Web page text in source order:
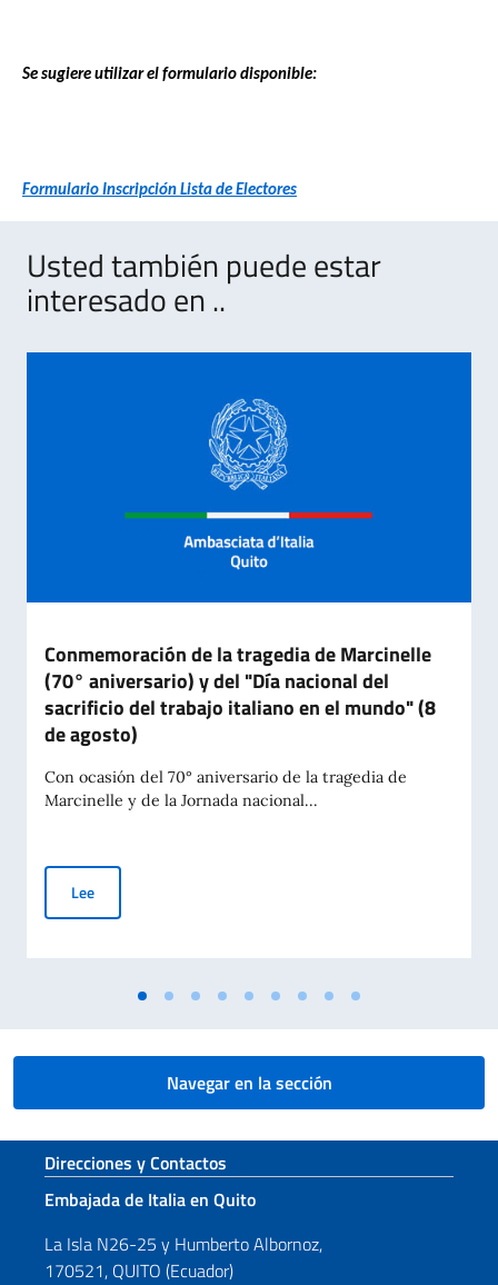
Se sugiere utilizar el formulario disponible:
Formulario Inscripción Lista de Electores
Usted también puede estar
interesado en ..
Conmemoración de la tragedia de Marcinelle
(70° aniversario) y del "Día nacional del
sacrificio del trabajo italiano en el mundo" (8
de agosto)
Con ocasión del 70° aniversario de la tragedia de
Marcinelle y de la Jornada nacional...
LeeConmemoración de la tragedia de Marcinelle (70°
Navegar en la sección
Sezione footer
Direcciones y Contactos
Embajada de Italia en Quito
La Isla N26-25 y Humberto Albornoz,
170521, QUITO (Ecuador)